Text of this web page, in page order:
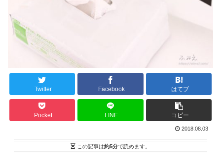
Twitter Facebook はてブ
Pocket LINE コピー
2018.08.03
この記事は約5分で読めます。